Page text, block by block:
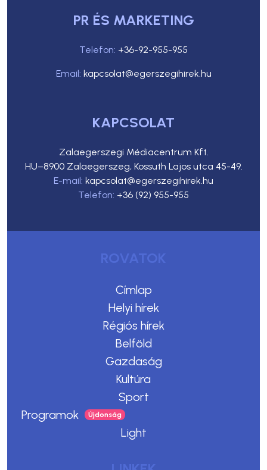
PR ÉS MARKETING
Telefon: +36-92-955-955
Email: kapcsolat@egerszegihirek.hu
KAPCSOLAT
Zalaegerszegi Médiacentrum Kft.
HU–8900 Zalaegerszeg, Kossuth Lajos utca 45-49.
E-mail: kapcsolat@egerszegihirek.hu
Telefon: +36 (92) 955-955
ROVATOK
Címlap
Helyi hírek
Régiós hírek
Belföld
Gazdaság
Kultúra
Sport
Programok
Light